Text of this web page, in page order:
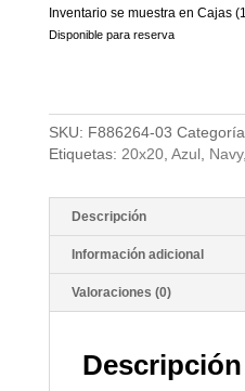
Inventario se muestra en Cajas
Disponible para reserva
SKU: F886264-03
Etiquetas: 20x20, Azul, Navy,
Descripción
Información adicional
Valoraciones (0)
Descripción